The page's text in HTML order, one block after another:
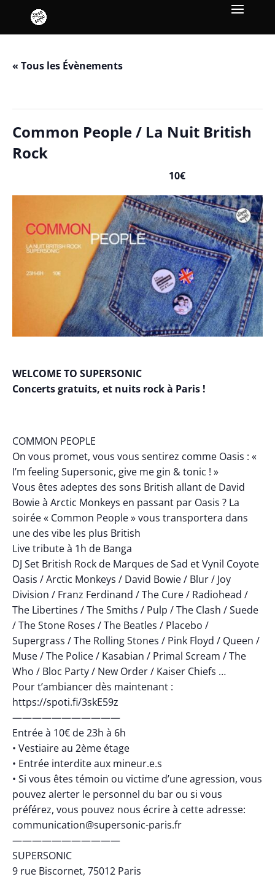
« Tous les Évènements
Common People / La Nuit British
Rock
10€
WELCOME TO SUPERSONIC
Concerts gratuits, et nuits rock à Paris !
COMMON PEOPLE
On vous promet, vous vous sentirez comme Oasis : «
I’m feeling Supersonic, give me gin & tonic ! »
Vous êtes adeptes des sons British allant de David
Bowie à Arctic Monkeys en passant par Oasis ? La
soirée « Common People » vous transportera dans
une des vibe les plus British
Live tribute à 1h de Banga
DJ Set British Rock de Marques de Sad et Vynil Coyote
Oasis / Arctic Monkeys / David Bowie / Blur / Joy
Division / Franz Ferdinand / The Cure / Radiohead /
The Libertines / The Smiths / Pulp / The Clash / Suede
/ The Stone Roses / The Beatles / Placebo /
Supergrass / The Rolling Stones / Pink Floyd / Queen /
Muse / The Police / Kasabian / Primal Scream / The
Who / Bloc Party / New Order / Kaiser Chiefs …
Pour t’ambiancer dès maintenant :
https://spoti.fi/3skE59z
———————————
Entrée à 10€ de 23h à 6h
• Vestiaire au 2ème étage
• Entrée interdite aux mineur.e.s
• Si vous êtes témoin ou victime d’une agression, vous
pouvez alerter le personnel du bar ou si vous
préférez, vous pouvez nous écrire à cette adresse:
communication@supersonic-paris.fr
———————————
SUPERSONIC
9 rue Biscornet, 75012 Paris